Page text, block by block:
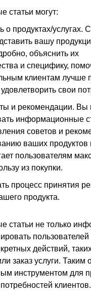
статьи могут:
о продуктах/услугах.
вашу
объяснить их
и специфику,
клиентам лучше
свои
и рекомендации. Вы
информационные
советов и
ваших продуктов
пользователям
из покупки.
процесс принятия
продукта.
статьи не только
пользователей
действий,
заказ услуги. Таким
инструментом для
клиентов.